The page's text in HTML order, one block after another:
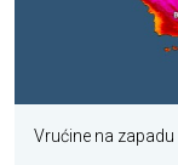
Vrućine na